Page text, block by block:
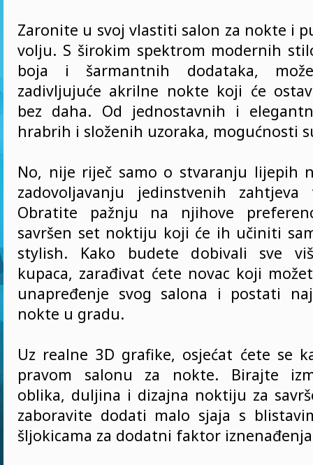
Zaronite u svoj vlastiti salon za nokte i
volju. S širokim spektrom modernih
boja i šarmantnih dodataka,
zadivljujuće akrilne nokte koji će
bez daha. Od jednostavnih i
hrabrih i složenih uzoraka, mogućnosti
No, nije riječ samo o stvaranju lijepih
zadovoljavanju jedinstvenih zahtjeva
Obratite pažnju na njihove
savršen set noktiju koji će ih učiniti
stylish. Kako budete dobivali sve
kupaca, zarađivat ćete novac koji
unapređenje svog salona i postati
nokte u gradu.
Uz realne 3D grafike, osjećat ćete se
pravom salonu za nokte. Birajte
oblika, duljina i dizajna noktiju za
zaboravite dodati malo sjaja s
šljokicama za dodatni faktor